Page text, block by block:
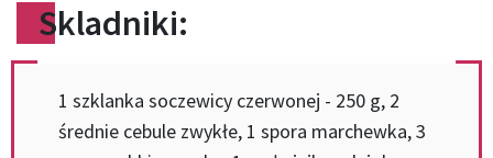
Skladniki:
1 szklanka soczewicy czerwonej - 250 g, 2
średnie cebule zwykłe, 1 spora marchewka, 3